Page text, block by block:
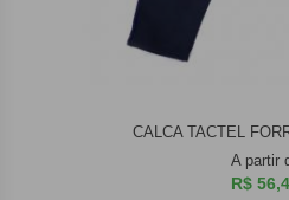
CALCA TACTEL
A partir
R$